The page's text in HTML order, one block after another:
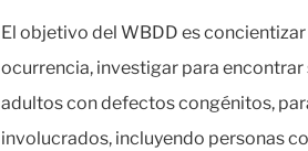
El objetivo del WBDD es
ocurrencia, investigar para encontrar
adultos con defectos congénitos,
involucrados, incluyendo personas